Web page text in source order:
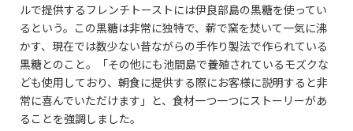
ルで提供するフレンチトーストには伊良部島の黒糖を使ってい
るという。この黒糖は非常に独特で、薪で窯を焚いて一気に沸
かす、現在では数少ない昔ながらの手作り製法で作られている
黒糖とのこと。「その他にも池間島で養殖されているモズクな
ども使用しており、朝食に提供する際にお客様に説明すると非
常に喜んでいただけます」と、食材一つ一つにストーリーがあ
ることを強調しました。